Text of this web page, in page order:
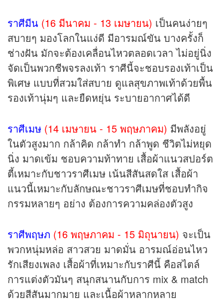
ราศีมีน (16 มีนาคม - 13 เมษายน) เป็นคนง่ายๆ
สบายๆ มองโลกในแง่ดี มีอารมณ์ขัน บางครั้งก็
ช่างฝัน มักจะต้องเคลื่อนไหวตลอดเวลา ไม่อยู่นิ่ง
จัดเป็นพวกชีพจรลงเท้า ราศีนี้จะชอบรองเท้าเป็น
พิเศษ แบบที่สวมใส่สบาย ดูแลสุขภาพเท้าด้วยพื้น
รองเท้านุ่มๆ และยืดหยุ่น ระบายอากาศได้ดี
ราศีเมษ (14 เมษายน - 15 พฤษภาคม) มีพลังอยู่
ในตัวสูงมาก กล้าคิด กล้าทำ กล้าพูด ชีวิตไม่หยุด
นิ่ง มาดเข้ม ชอบความท้าทาย เสื้อผ้าแนวสปอร์ต
ตี้เหมาะกับชาวราศีเมษ เน้นสีสันสดใส เสื้อผ้า
แนวนี้เหมาะกับลักษณะชาวราศีเมษที่ชอบทำกิจ
กรรมหลายๆ อย่าง ต้องการความคล่องตัวสูง
ราศีพฤษภ (16 พฤษภาคม - 15 มิถุนายน) จะเป็น
พวกหนุ่มหล่อ สาวสวย มาดมั่น อารมณ์อ่อนไหว
รักเสียงเพลง เสื้อผ้าที่เหมาะกับราศีนี้ คือสไตล์
การแต่งตัวมันๆ สนุกสนานกับการ mix & match
ด้วยสีสันมากมาย และเนื้อผ้าหลากหลาย